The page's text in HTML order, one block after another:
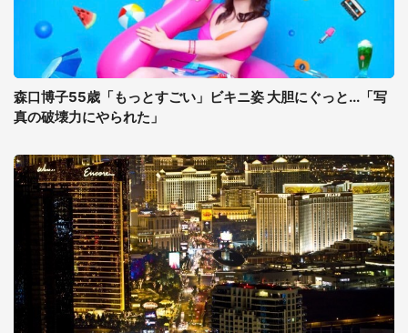
森口博子55歳「もっとすごい」ビキニ姿 大胆にぐっと...「写
真の破壊力にやられた」